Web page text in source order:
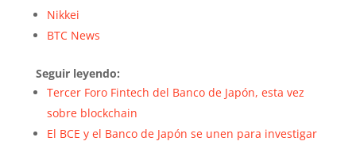
Nikkei
BTC News
Seguir leyendo:
Tercer Foro Fintech del Banco de Japón, esta vez
sobre blockchain
El BCE y el Banco de Japón se unen para investigar